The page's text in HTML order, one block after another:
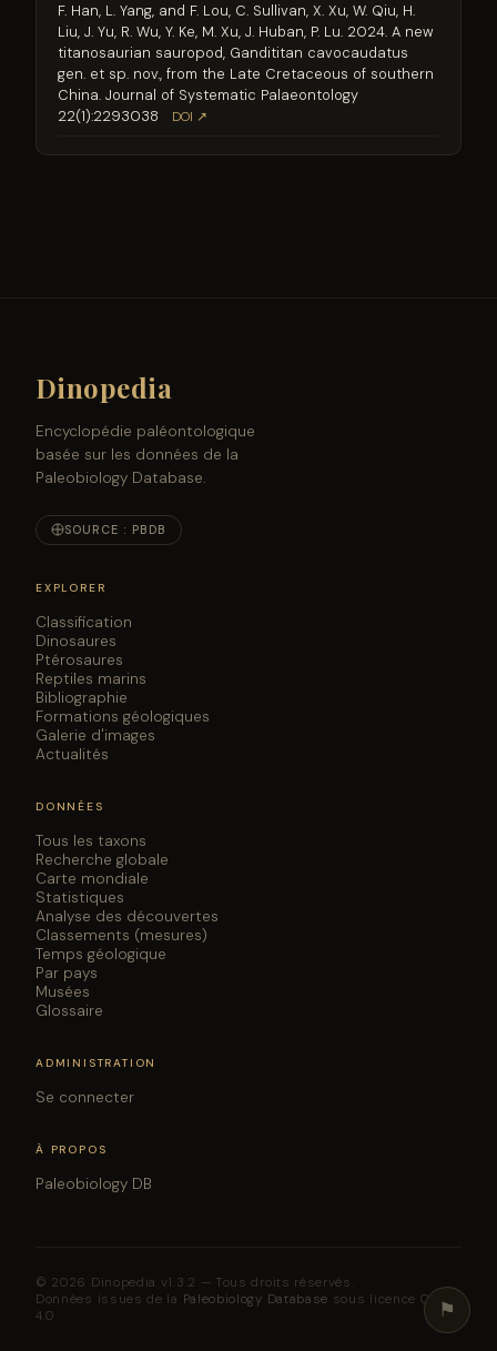
F. Han, L. Yang, and F. Lou, C. Sullivan, X. Xu, W. Qiu, H.
Liu, J. Yu, R. Wu, Y. Ke, M. Xu, J. Huban, P. Lu. 2024. A new
titanosaurian sauropod, Gandititan cavocaudatus
gen. et sp. nov., from the Late Cretaceous of southern
China. Journal of Systematic Palaeontology
22(1):2293038
DOI ↗
⚑
Dinopedia
Encyclopédie paléontologique
basée sur les données de la
Paleobiology Database.
SOURCE : PBDB
EXPLORER
Classification
Dinosaures
Ptérosaures
Reptiles marins
Bibliographie
Formations géologiques
Galerie d'images
Actualités
DONNÉES
Tous les taxons
Recherche globale
Carte mondiale
Statistiques
Analyse des découvertes
Classements (mesures)
Temps géologique
Par pays
Musées
Glossaire
ADMINISTRATION
Se connecter
À PROPOS
Paleobiology DB
© 2026 Dinopedia v1.3.2 — Tous droits réservés.
Données issues de la Paleobiology Database sous licence CC BY
4.0